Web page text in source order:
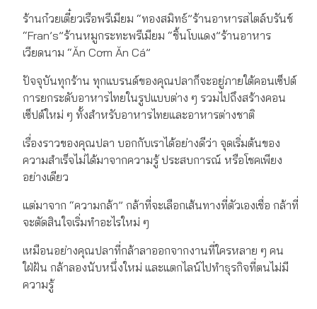
ร้านก๋วยเตี๋ยวเรือพรีเมียม “ทองสมิทธ์”ร้านอาหารสไตล์บรันช์
“Fran’s”ร้านหมูกระทะพรีเมียม “ชิ้นโบแดง”ร้านอาหาร
เวียดนาม “Ăn Cơm Ăn Cá”
ปัจจุบันทุกร้าน ทุกแบรนด์ของคุณปลาก็จะอยู่ภายใต้คอนเซ็ปต์
การยกระดับอาหารไทยในรูปแบบต่าง ๆ รวมไปถึงสร้างคอน
เซ็ปต์ใหม่ ๆ ทั้งสำหรับอาหารไทยและอาหารต่างชาติ
เรื่องราวของคุณปลา บอกกับเราได้อย่างดีว่า จุดเริ่มต้นของ
ความสำเร็จไม่ได้มาจากความรู้ ประสบการณ์ หรือโชคเพียง
อย่างเดียว
แต่มาจาก “ความกล้า” กล้าที่จะเลือกเส้นทางที่ตัวเองเชื่อ กล้าที่
จะตัดสินใจเริ่มทำอะไรใหม่ ๆ
เหมือนอย่างคุณปลาที่กล้าลาออกจากงานที่ใครหลาย ๆ คน
ใฝ่ฝัน กล้าลองนับหนึ่งใหม่ และแตกไลน์ไปทำธุรกิจที่ตนไม่มี
ความรู้